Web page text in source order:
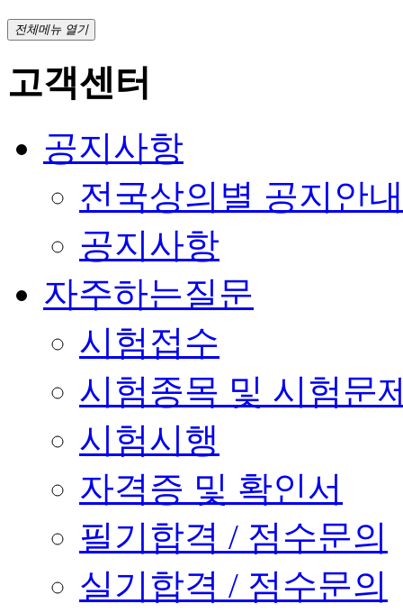
전체메뉴 열기
고객센터
공지사항
전국상의별 공지안내
공지사항
자주하는질문
시험접수
시험종목 및 시험문
시험시행
자격증 및 확인서
필기합격 / 점수문의
실기합격 / 점수문의